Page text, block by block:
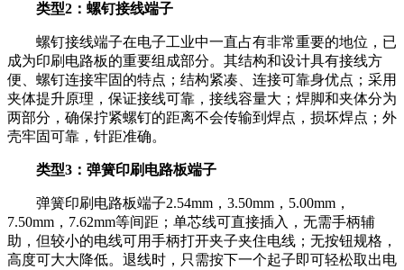
类型2：螺钉接线端子
螺钉接线端子在电子工业中一直占有非常重要的地位，已
成为印刷电路板的重要组成部分。其结构和设计具有接线方
便、螺钉连接牢固的特点；结构紧凑、连接可靠身优点；采用
夹体提升原理，保证接线可靠，接线容量大；焊脚和夹体分为
两部分，确保拧紧螺钉的距离不会传输到焊点，损坏焊点；外
壳牢固可靠，针距准确。
类型3：弹簧印刷电路板端子
弹簧印刷电路板端子2.54mm，3.50mm，5.00mm，
7.50mm，7.62mm等间距；单芯线可直接插入，无需手柄辅
助，但较小的电线可用手柄打开夹子夹住电线；无按钮规格，
高度可大大降低。退线时，只需按下一个起子即可轻松取出电